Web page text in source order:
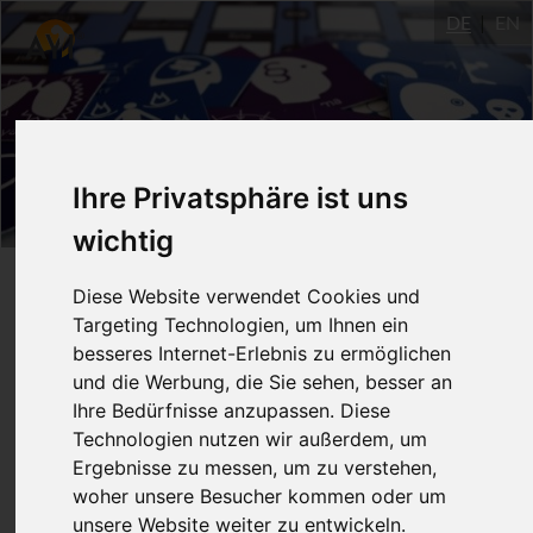
Ihre Privatsphäre ist uns
wichtig
Diese Website verwendet Cookies und
Targeting Technologien, um Ihnen ein
besseres Internet-Erlebnis zu ermöglichen
und die Werbung, die Sie sehen, besser an
Ihre Bedürfnisse anzupassen. Diese
Technologien nutzen wir außerdem, um
Ergebnisse zu messen, um zu verstehen,
woher unsere Besucher kommen oder um
unsere Website weiter zu entwickeln.
DE EN
Interaktives Yoga-Sutra-
Spiel - Kapitel 2
28.8.2017
Dr. Katarina Tauber 1 UE